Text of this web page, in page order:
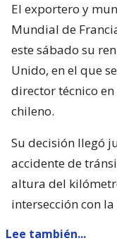
El exportero y
Mundial de
este sábado su
Unido, en el que
director técnico
chileno.
Su decisión llegó
accidente de
altura del
intersección con
Lee también...